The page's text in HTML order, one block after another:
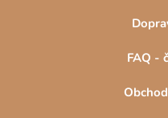
FAQ -